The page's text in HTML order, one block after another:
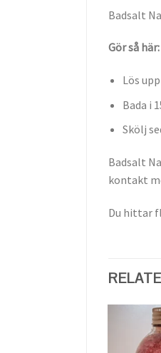
Badsalt
Gör så här:
Lös
Bada i
Skölj
Badsalt
kontakt
Du hittar